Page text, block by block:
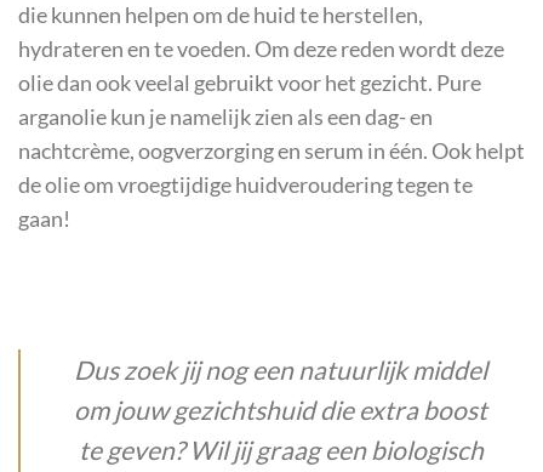
die kunnen helpen om de huid te herstellen,
hydrateren en te voeden. Om deze reden wordt deze
olie dan ook veelal gebruikt voor het gezicht. Pure
arganolie kun je namelijk zien als een dag- en
nachtcrème, oogverzorging en serum in één. Ook helpt
de olie om vroegtijdige huidveroudering tegen te
gaan!
Dus zoek jij nog een natuurlijk middel
om jouw gezichtshuid die extra boost
te geven? Wil jij graag een biologisch